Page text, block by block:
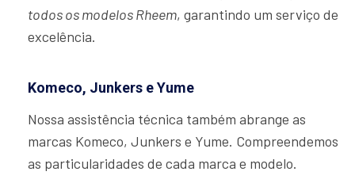
todos os modelos Rheem, garantindo um serviço de
excelência.
Komeco, Junkers e Yume
Nossa assistência técnica também abrange as
marcas Komeco, Junkers e Yume. Compreendemos
as particularidades de cada marca e modelo.